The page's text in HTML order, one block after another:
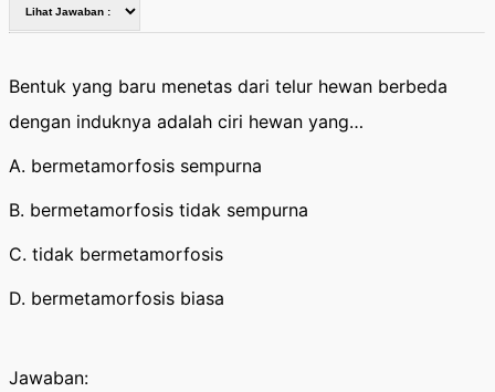
Bentuk yang baru menetas dari telur hewan berbeda
dengan induknya adalah ciri hewan yang…
A. bermetamorfosis sempurna
B. bermetamorfosis tidak sempurna
C. tidak bermetamorfosis
D. bermetamorfosis biasa
Jawaban: